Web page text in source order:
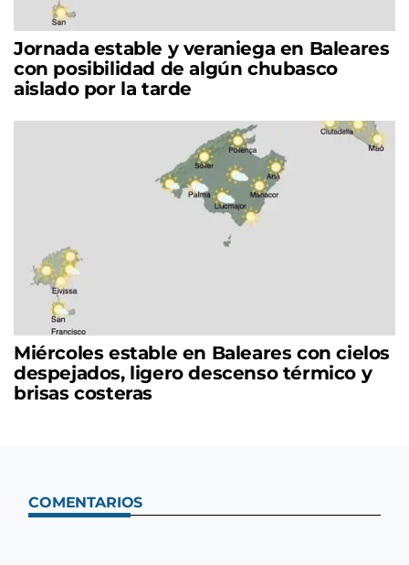
Jornada estable y veraniega en Baleares
con posibilidad de algún chubasco
aislado por la tarde
Miércoles estable en Baleares con cielos
despejados, ligero descenso térmico y
brisas costeras
COMENTARIOS